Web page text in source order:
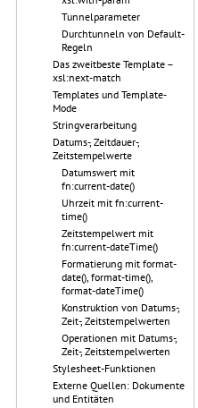
Tunnelparameter
Durchtunneln von Default-
Regeln
Das zweitbeste Template –
xsl:next-match
Templates und Template-
Mode
Stringverarbeitung
Datums-, Zeitdauer-,
Zeitstempelwerte
Datumswert mit
fn:current-date()
Uhrzeit mit fn:current-
time()
Zeitstempelwert mit
fn:current-dateTime()
Formatierung mit format-
date(), format-time(),
format-dateTime()
Konstruktion von Datums-,
Zeit-, Zeitstempelwerten
Operationen mit Datums-,
Zeit-, Zeitstempelwerten
Stylesheet-Funktionen
Externe Quellen: Dokumente
und Entitäten